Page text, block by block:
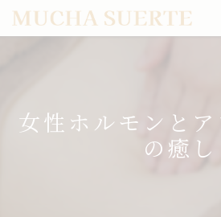
女性ホルモンと
の癒し